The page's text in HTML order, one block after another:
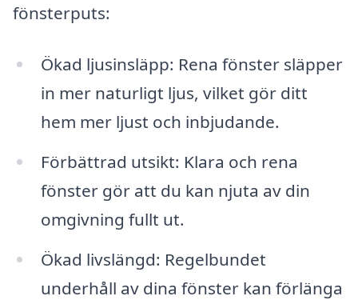
fönsterputs:
Ökad ljusinsläpp: Rena fönster släpper
in mer naturligt ljus, vilket gör ditt
hem mer ljust och inbjudande.
Förbättrad utsikt: Klara och rena
fönster gör att du kan njuta av din
omgivning fullt ut.
Ökad livslängd: Regelbundet
underhåll av dina fönster kan förlänga